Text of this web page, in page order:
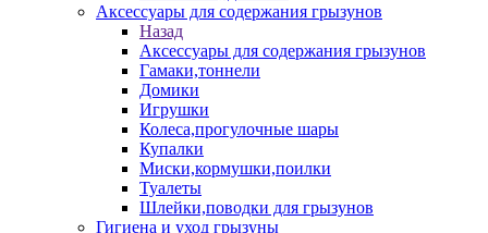
Аксессуары для содержания грызунов
Назад
Аксессуары для содержания грызунов
Гамаки,тоннели
Домики
Игрушки
Колеса,прогулочные шары
Купалки
Миски,кормушки,поилки
Туалеты
Шлейки,поводки для грызунов
Гигиена и уход грызуны